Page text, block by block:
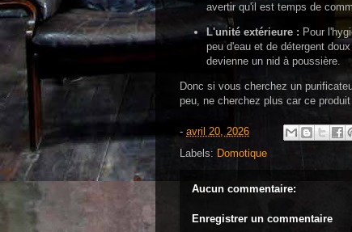
avertir qu'il est temps de
L'unité extérieure : Pour
peu d'eau et de détergent
devienne un nid à poussière.
Donc si vous cherchez un
peu, ne cherchez plus car ce
- avril 20, 2026
Labels: Domotique
Aucun commentaire:
Enregistrer un commentaire